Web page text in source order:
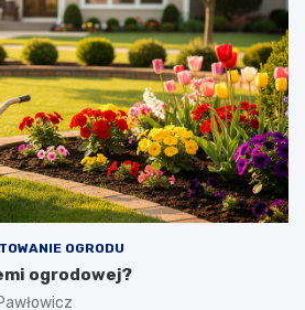
OGRODU
ogrodowej?